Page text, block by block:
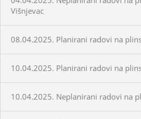
Višnjevac
08.04.2025. Planirani radovi na
10.04.2025. Planirani radovi na
10.04.2025. Neplanirani radovi na